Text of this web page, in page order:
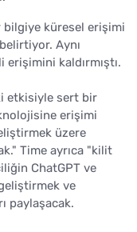
bilgiye küresel erişimi
Aynı
kaldırmıştı.
etkisiyle sert bir
erişimi
üzere
Time ayrıca "kilit
ChatGPT ve
ve
paylaşacak.